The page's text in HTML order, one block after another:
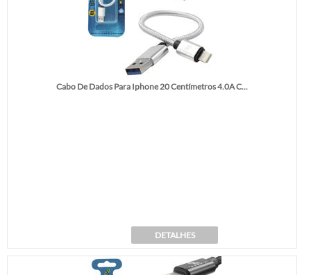
Cabo De Dados Para Iphone 20 Centímetros 4.0A C...
DETALHES